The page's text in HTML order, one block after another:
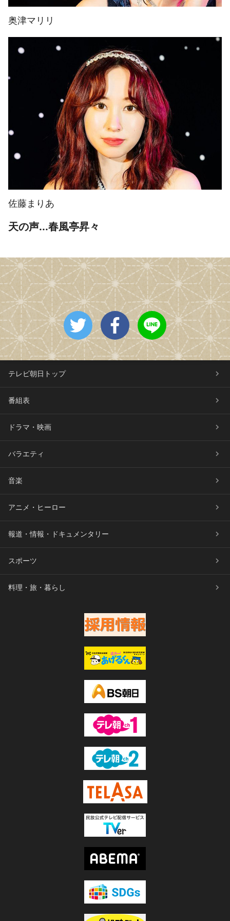
奥津マリリ
佐藤まりあ
天の声...春風亭昇々
テレビ朝日トップ
番組表
ドラマ・映画
バラエティ
音楽
アニメ・ヒーロー
報道・情報・ドキュメンタリー
スポーツ
料理・旅・暮らし